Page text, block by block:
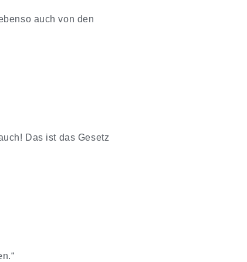
auch von den
Das ist das Gesetz